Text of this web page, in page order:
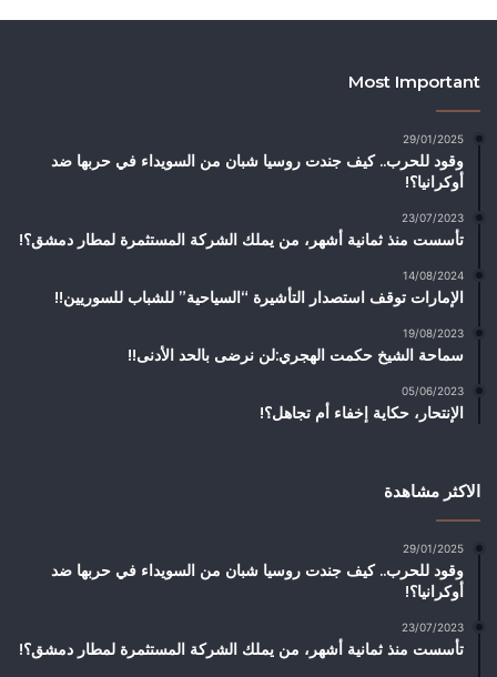
Most Important
29/01/2025
وقود للحرب.. كيف جندت روسيا شبان من السويداء في حربها ضد
أوكرانيا؟!
23/07/2023
تأسست منذ ثمانية أشهر، من يملك الشركة المستثمرة لمطار دمشق؟!
14/08/2024
الإمارات توقف استصدار التأشيرة “السياحية” للشباب للسوريين!!
19/08/2023
سماحة الشيخ حكمت الهجري:لن نرضى بالحد الأدنى!!
05/06/2023
الإنتحار، حكاية إخفاء أم تجاهل؟!
الاكثر مشاهدة
29/01/2025
وقود للحرب.. كيف جندت روسيا شبان من السويداء في حربها ضد
أوكرانيا؟!
23/07/2023
تأسست منذ ثمانية أشهر، من يملك الشركة المستثمرة لمطار دمشق؟!